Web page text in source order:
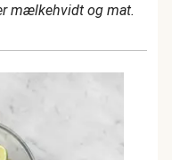
mælkehvidt og mat.